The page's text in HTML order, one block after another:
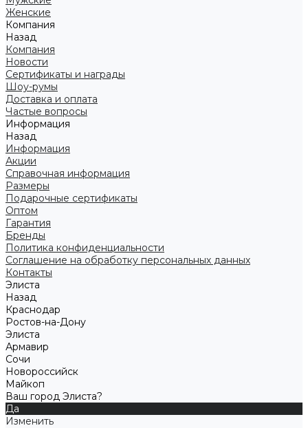
Женские
Компания
Назад
Компания
Новости
Сертификаты и награды
Шоу-румы
Доставка и оплата
Частые вопросы
Информация
Назад
Информация
Акции
Справочная информация
Размеры
Подарочные сертификаты
Оптом
Гарантия
Бренды
Политика конфиденциальности
Соглашение на обработку персональных данных
Контакты
Элиста
Назад
Краснодар
Ростов-на-Дону
Элиста
Армавир
Сочи
Новороссийск
Майкоп
Ваш город Элиста?
Да
Изменить